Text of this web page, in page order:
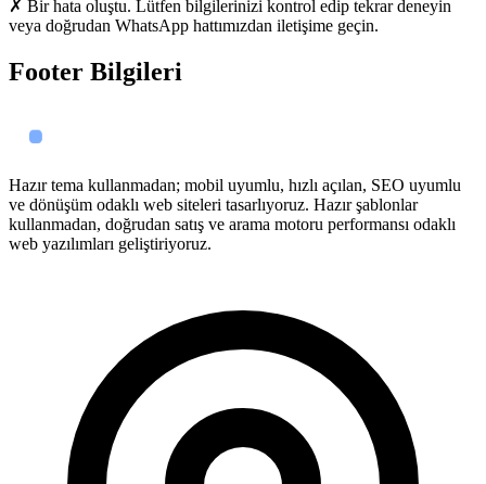
✗ Bir hata oluştu. Lütfen bilgilerinizi kontrol edip tekrar deneyin
veya doğrudan WhatsApp hattımızdan iletişime geçin.
Footer Bilgileri
Hazır tema kullanmadan; mobil uyumlu, hızlı açılan, SEO uyumlu
ve dönüşüm odaklı web siteleri tasarlıyoruz. Hazır şablonlar
kullanmadan, doğrudan satış ve arama motoru performansı odaklı
web yazılımları geliştiriyoruz.